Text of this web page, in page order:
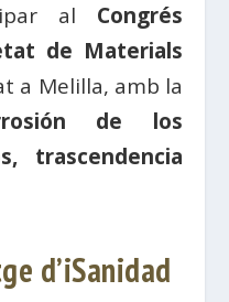
al Congrés
de Materials
a Melilla, amb la
de los
trascendencia
d’iSanidad